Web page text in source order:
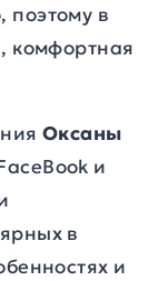
поэтому в
комфортная
Оксаны
и
в
и